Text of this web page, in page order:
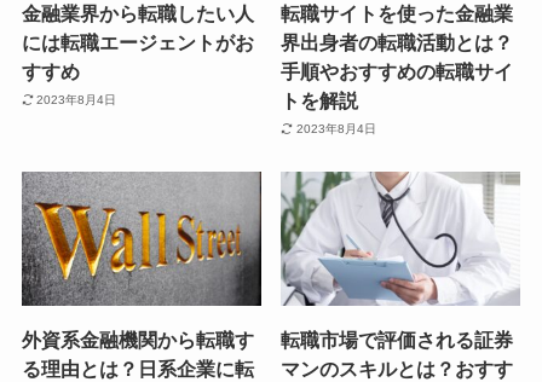
金融業界から転職したい人
には転職エージェントがお
すすめ
2023年8月4日
転職サイトを使った金融業
界出身者の転職活動とは？
手順やおすすめの転職サイ
トを解説
2023年8月4日
外資系金融機関から転職す
る理由とは？日系企業に転
転職市場で評価される証券
マンのスキルとは？おすす